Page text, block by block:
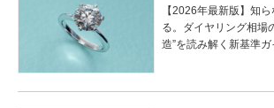
【2026年最新版】知
る。ダイヤリング相場
造”を読み解く新基準ガ